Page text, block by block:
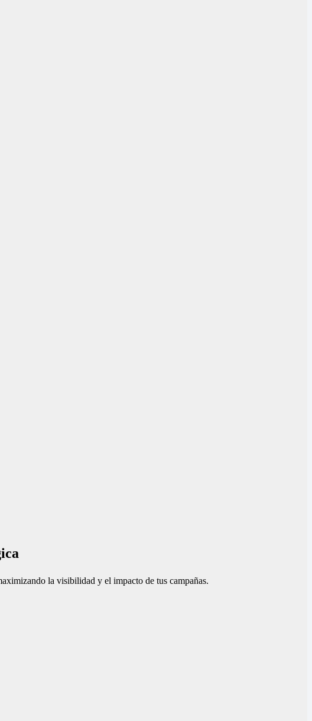
la visibilidad y el impacto de tus campañas.